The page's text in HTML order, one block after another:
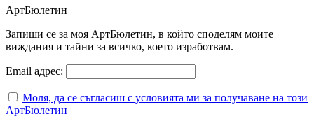
АртБюлетин
Запиши се за моя АртБюлетин, в който споделям моите
виждания и тайни за всичко, което изработвам.
Email адрес:
Моля, да се съгласиш с условията ми за получаване на този
АртБюлетин